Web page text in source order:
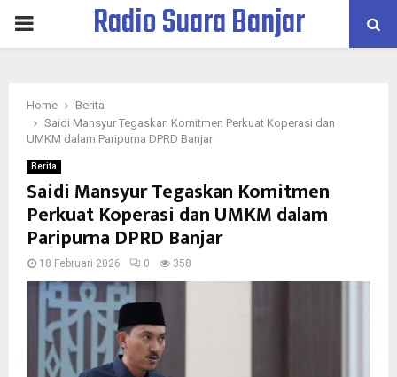
PRIMARYRadio Suara Banjar
Home
Berita
Saidi Mansyur Tegaskan Komitmen Perkuat Koperasi dan
UMKM dalam Paripurna DPRD Banjar
Berita
Saidi Mansyur Tegaskan Komitmen
Perkuat Koperasi dan UMKM dalam
Paripurna DPRD Banjar
18 Februari 2026 0 358